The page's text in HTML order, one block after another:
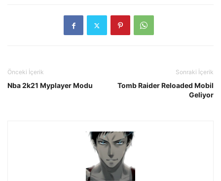
Önceki İçerik
Nba 2k21 Myplayer Modu
Sonraki İçerik
Tomb Raider Reloaded Mobil
Geliyor